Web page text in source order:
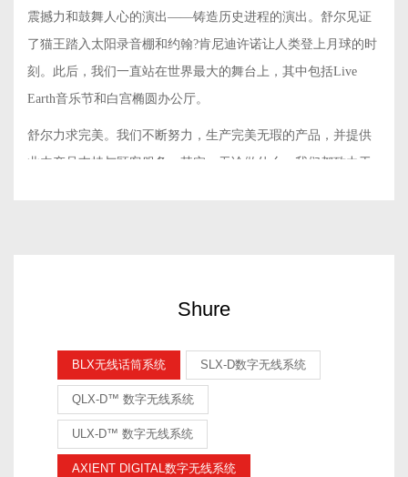
震撼力和鼓舞人心的演出——铸造历史进程的演出。舒尔见证
了猫王踏入太阳录音棚和约翰?肯尼迪许诺让人类登上月球的时
刻。此后，我们一直站在世界最大的舞台上，其中包括Live
Earth音乐节和白宫椭圆办公厅。
舒尔力求完美。我们不断努力，生产完美无瑕的产品，并提供
业内产品支持与顾客服务。其实，无论做什么，我们都致力于
Shure
BLX无线话筒系统 SLX-D数字无线系统
QLX-D™ 数字无线系统
ULX-D™ 数字无线系统
AXIENT DIGITAL数字无线系统